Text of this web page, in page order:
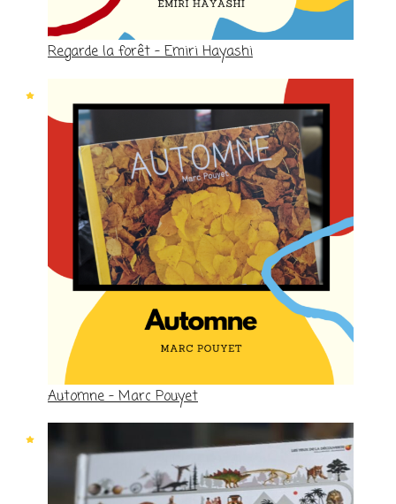
Regarde la forêt – Emiri Hayashi
Automne – Marc Pouyet